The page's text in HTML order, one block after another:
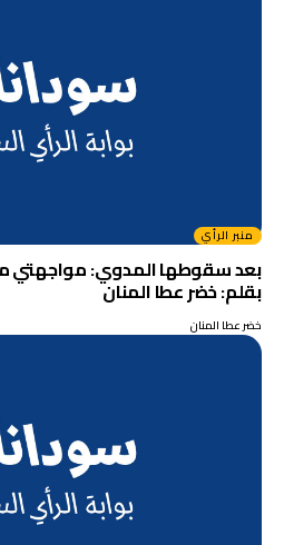
منبر الرأي
بقلم: خضر عطا المنان
خضر عطا المنان